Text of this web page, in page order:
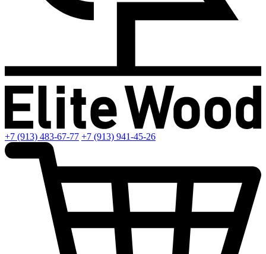
+7 (913) 483-67-77 +7 (913) 941-45-26